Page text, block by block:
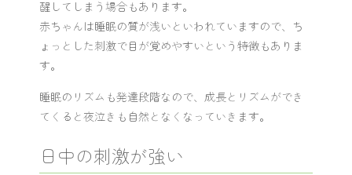
醒してしまう場合もあります。
赤ちゃんは睡眠の質が浅いといわれていますので、ち
ょっとした刺激で目が覚めやすいという特徴もありま
す。
睡眠のリズムも発達段階なので、成長とリズムができ
てくると夜泣きも自然となくなっていきます。
日中の刺激が強い